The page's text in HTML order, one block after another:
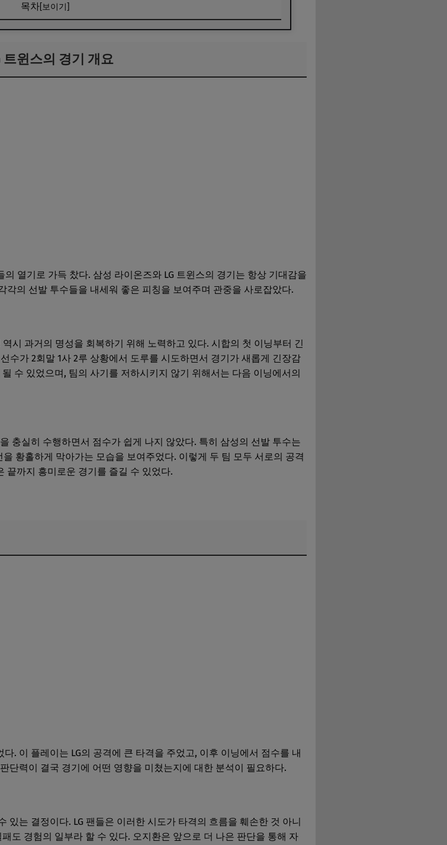
목차[보이기]
트윈스의 경기 개요
열기로 가득 찼다. 삼성 라이온즈와 LG 트윈스의 경기는 항상 기대감을
각의 선발 투수들을 내세워 좋은 피칭을 보여주며 관중을 사로잡았다.
시 과거의 명성을 회복하기 위해 노력하고 있다. 시합의 첫 이닝부터 긴
수가 2회말 1사 2루 상황에서 도루를 시도하면서 경기가 새롭게 긴장감
수 있었으며, 팀의 사기를 저하시키지 않기 위해서는 다음 이닝에서의
충실히 수행하면서 점수가 쉽게 나지 않았다. 특히 삼성의 선발 투수는
황홀하게 막아가는 모습을 보여주었다. 이렇게 두 팀 모두 서로의 공격
끝까지 흥미로운 경기를 즐길 수 있었다.
. 이 플레이는 LG의 공격에 큰 타격을 주었고, 이후 이닝에서 점수를 내
단력이 결국 경기에 어떤 영향을 미쳤는지에 대한 분석이 필요하다.
있는 결정이다. LG 팬들은 이러한 시도가 타격의 흐름을 훼손한 것 아니
도 경험의 일부라 할 수 있다. 오지환은 앞으로 더 나은 판단을 통해 자